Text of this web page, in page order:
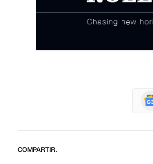
COMPARTIR.